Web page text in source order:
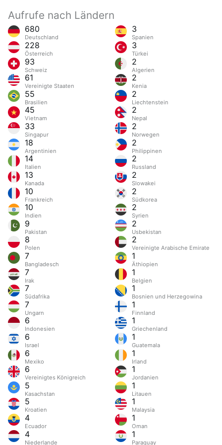
Aufrufe nach Ländern
680
Deutschland
228
Österreich
93
Schweiz
61
Vereinigte Staaten
55
Brasilien
45
Vietnam
33
Singapur
18
Argentinien
14
Italien
13
Kanada
10
Frankreich
10
Indien
9
Pakistan
8
Polen
7
Bangladesch
7
Irak
7
Südafrika
7
Ungarn
6
Indonesien
6
Israel
6
Mexiko
6
Vereinigtes Königreich
5
Kasachstan
5
Kroatien
4
Ecuador
4
Niederlande
3
Spanien
3
Türkei
2
Algerien
2
Kenia
2
Liechtenstein
2
Nepal
2
Norwegen
2
Philippinen
2
Russland
2
Slowakei
2
Südkorea
2
Syrien
2
Usbekistan
2
Vereinigte Arabische Emirate
1
Äthiopien
1
Belgien
1
Bosnien und Herzegowina
1
Finnland
1
Griechenland
1
Guatemala
1
Irland
1
Jordanien
1
Litauen
1
Malaysia
1
Oman
1
Paraguay